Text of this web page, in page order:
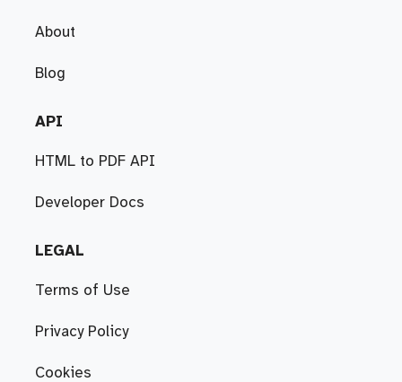
About
Blog
API
HTML to PDF API
Developer Docs
LEGAL
Terms of Use
Privacy Policy
Cookies